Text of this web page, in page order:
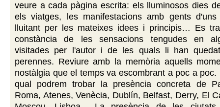
veure a cada pàgina escrita: els lluminosos dies
els viatges, les manifestacions amb gents
lluitant per les mateixes idees i principis… Es
constància de les sensacions tengudes en
visitades per l'autor i de les quals li han
perennes. Reviure amb la memòria aquells
nostàlgia que el temps va escombrant a poc a
qual podrem trobar la presència concreta de
Roma, Atenes, Venècia, Dublín, Belfast, Derry, El